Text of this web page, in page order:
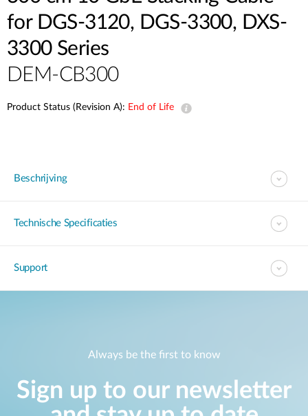
for DGS-3120, DGS-3300, DXS-
3300 Series
DEM-CB300
Product Status (Revision A): End of Life
Beschrijving
Technische Specificaties
Support
Always be the first to know
Sign up to our newsletter